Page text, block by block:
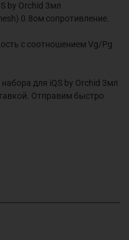
by Orchid 3мл
0.8ом сопротивление.
с соотношением Vg/Pg
для iQS by Orchid 3мл
Отправим быстро